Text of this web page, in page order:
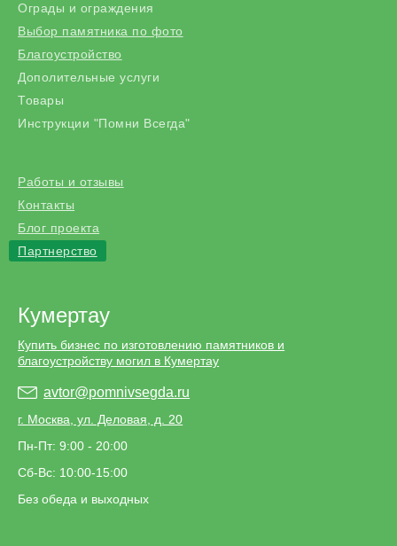
Ограды и ограждения
Выбор памятника по фото
Благоустройство
Дополительные услуги
Товары
Инструкции "Помни Всегда"
Работы и отзывы
Контакты
Блог проекта
Партнерство
Кумертау
Купить бизнес по изготовлению памятников и
благоустройству могил в Кумертау
avtor@pomnivsegda.ru
г. Москва, ул. Деловая, д. 20
Пн-Пт: 9:00 - 20:00
Сб-Вс: 10:00-15:00
Без обеда и выходных